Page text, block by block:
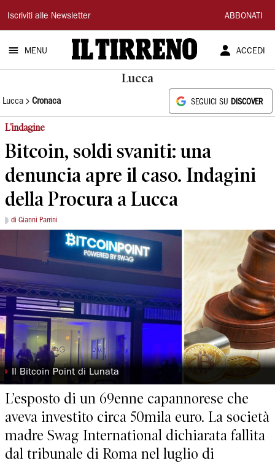
Il
Tirreno
Iscriviti alle Newsletter ABBONATI
MENU ACCEDI
Lucca
Lucca Cronaca SEGUICI SU DISCOVER
L'indagine
Bitcoin, soldi svaniti: una
denuncia apre il caso. Indagini
della Procura a Lucca
di Gianni Parrini
◗ Il Bitcoin Point di Lunata
L’esposto di un 69enne capannorese che
aveva investito circa 50mila euro. La società
madre Swag International dichiarata fallita
dal tribunale di Roma nel luglio di